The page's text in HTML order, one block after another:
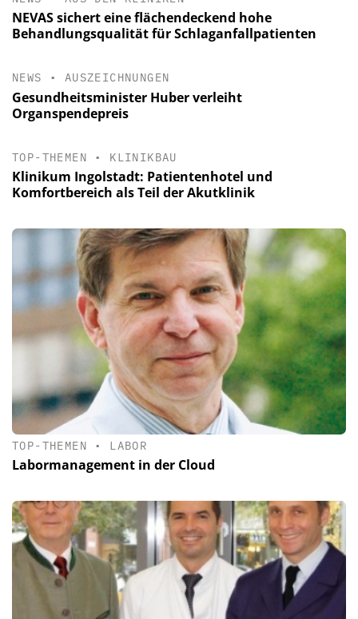
NEVAS sichert eine flächendeckend hohe
Behandlungsqualität für Schlaganfallpatienten
NEWS • AUSZEICHNUNGEN
Gesundheitsminister Huber verleiht
Organspendepreis
TOP-THEMEN • KLINIKBAU
Klinikum Ingolstadt: Patientenhotel und
Komfortbereich als Teil der Akutklinik
TOP-THEMEN • LABOR
Labormanagement in der Cloud